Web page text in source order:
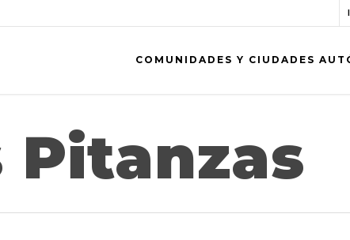
COMUNIDADES Y CIUDADES
Pitanzas